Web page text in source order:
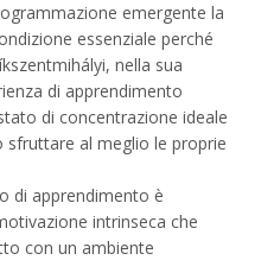
emergente la
essenziale perché
nella sua
di apprendimento
di concentrazione ideale
sfruttare al meglio le proprie
di apprendimento è
intrinseca che
con un ambiente